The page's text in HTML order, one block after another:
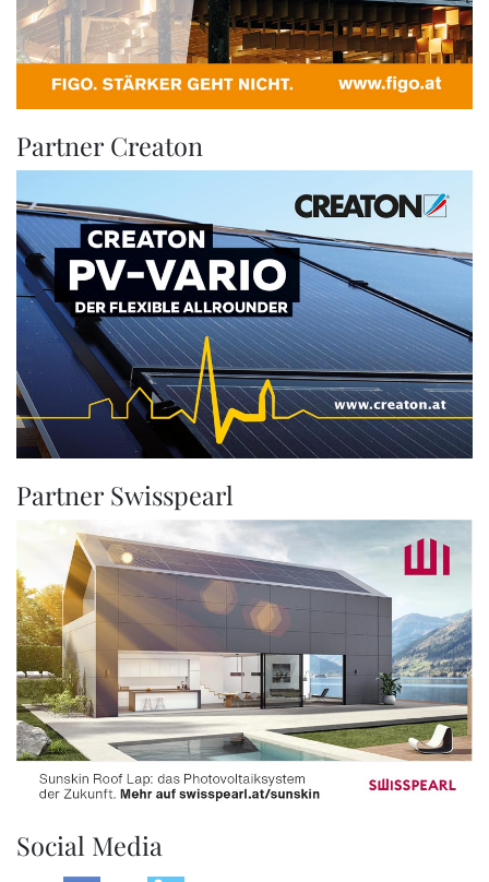
Partner Creaton
Partner Swisspearl
Social Media